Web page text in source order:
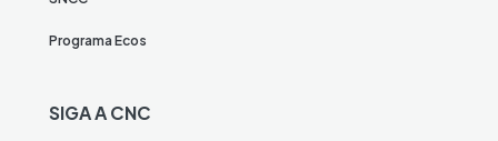
Programa Ecos
SIGA A CNC